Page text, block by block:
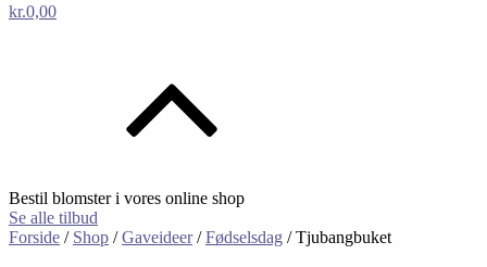
kr.0,00
Bestil blomster i vores online shop
Se alle tilbud
Forside / Shop /Gaveideer/Fødselsdag / Tjubangbuket